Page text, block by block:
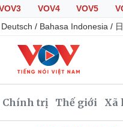
VOV4 VOV5
Deutsch / Bahasa Indonesia /
Chính trị Thế giới Xã